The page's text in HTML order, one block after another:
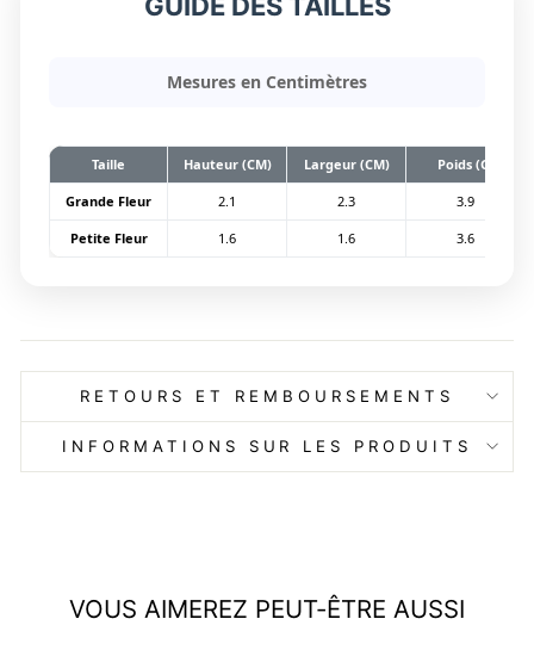
Mesures en Centimètres
Taille Hauteur (CM) Largeur (CM) Poids (G)
Grande Fleur 2.1 2.3 3.9
Petite Fleur 1.6 1.6 3.6
RETOURS ET REMBOURSEMENTS
INFORMATIONS SUR LES PRODUITS
VOUS AIMEREZ PEUT-ÊTRE AUSSI